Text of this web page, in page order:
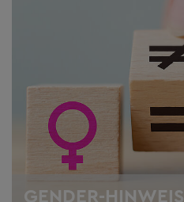
GENDER-HINWEIS